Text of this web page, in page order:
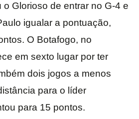
o Glorioso de entrar no G-4 e
igualar a pontuação,
O Botafogo, no
em sexto lugar por ter
dois jogos a menos
para o líder
para 15 pontos.